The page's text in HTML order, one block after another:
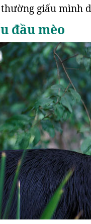
giấu mình
đầu mèo